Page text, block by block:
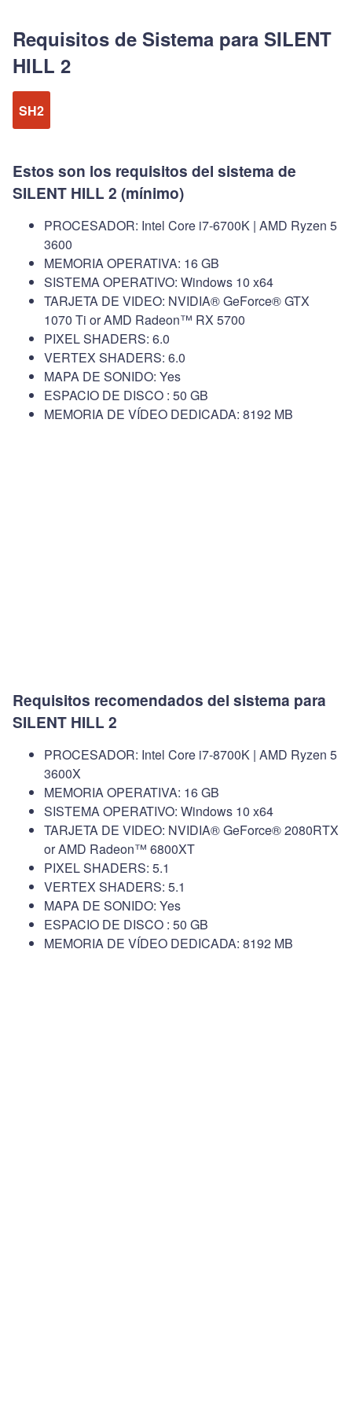
Requisitos de Sistema para SILENT
HILL 2
SH2
Estos son los requisitos del sistema de
SILENT HILL 2 (mínimo)
PROCESADOR: Intel Core i7-6700K | AMD Ryzen 5
3600
MEMORIA OPERATIVA: 16 GB
SISTEMA OPERATIVO: Windows 10 x64
TARJETA DE VIDEO: NVIDIA® GeForce® GTX
1070 Ti or AMD Radeon™ RX 5700
PIXEL SHADERS: 6.0
VERTEX SHADERS: 6.0
MAPA DE SONIDO: Yes
ESPACIO DE DISCO : 50 GB
MEMORIA DE VÍDEO DEDICADA: 8192 MB
Requisitos recomendados del sistema para
SILENT HILL 2
PROCESADOR: Intel Core i7-8700K | AMD Ryzen 5
3600X
MEMORIA OPERATIVA: 16 GB
SISTEMA OPERATIVO: Windows 10 x64
TARJETA DE VIDEO: NVIDIA® GeForce® 2080RTX
or AMD Radeon™ 6800XT
PIXEL SHADERS: 5.1
VERTEX SHADERS: 5.1
MAPA DE SONIDO: Yes
ESPACIO DE DISCO : 50 GB
MEMORIA DE VÍDEO DEDICADA: 8192 MB